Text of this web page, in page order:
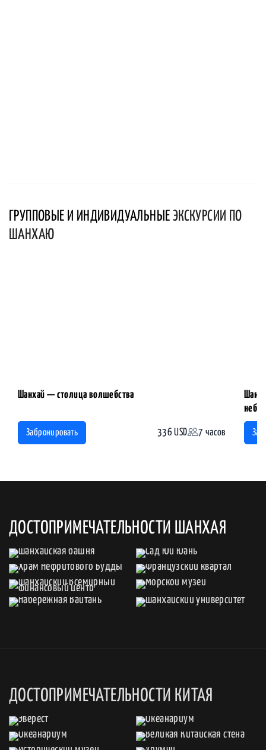
ГРУППОВЫЕ И ИНДИВИДУАЛЬНЫЕ ЭКСКУРСИИ ПО
ШАНХАЮ
Шанхай — столица волшебства
Забронировать 336 USD 7 часов
ДОСТОПРИМЕЧАТЕЛЬНОСТИ ШАНХАЯ
ДОСТОПРИМЕЧАТЕЛЬНОСТИ КИТАЯ